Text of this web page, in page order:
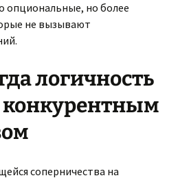
опциональные, но более
не вызывают
логичность
конкурентным
соперничества на